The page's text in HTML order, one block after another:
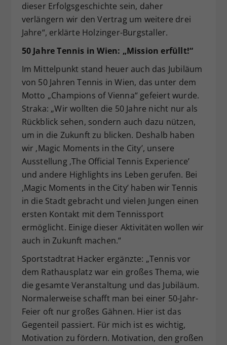
dieser Erfolgsgeschichte sein, daher
verlängern wir den Vertrag um weitere drei
Jahre“, erklärte Holzinger-Burgstaller.
50 Jahre Tennis in Wien: „Mission erfüllt!“
Im Mittelpunkt stand heuer auch das Jubiläum
von 50 Jahren Tennis in Wien, das unter dem
Motto „Champions of Vienna“ gefeiert wurde.
Straka: „Wir wollten die 50 Jahre nicht nur als
Rückblick sehen, sondern auch dazu nützen,
um in die Zukunft zu blicken. Deshalb haben
wir ‚Magic Moments in the City’, unsere
Ausstellung ‚The Official Tennis Experience’
und andere Highlights ins Leben gerufen. Bei
‚Magic Moments in the City’ haben wir Tennis
in die Stadt gebracht und vielen Jungen einen
ersten Kontakt mit dem Tennissport
ermöglicht. Einige dieser Aktivitäten wollen wir
auch in Zukunft machen.“
Sportstadtrat Hacker ergänzte: „Tennis vor
dem Rathausplatz war ein großes Thema, wie
die gesamte Veranstaltung und das Jubiläum.
Normalerweise schafft man bei einer 50-Jahr-
Feier oft nur großes Gähnen. Hier ist das
Gegenteil passiert. Für mich ist es wichtig,
Motivation zu fördern. Motivation, den großen